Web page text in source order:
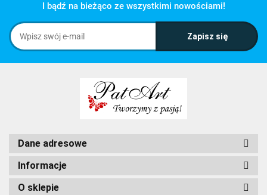
I bądź na bieżąco ze wszystkimi nowościami!
Dane adresowe
Informacje
O sklepie